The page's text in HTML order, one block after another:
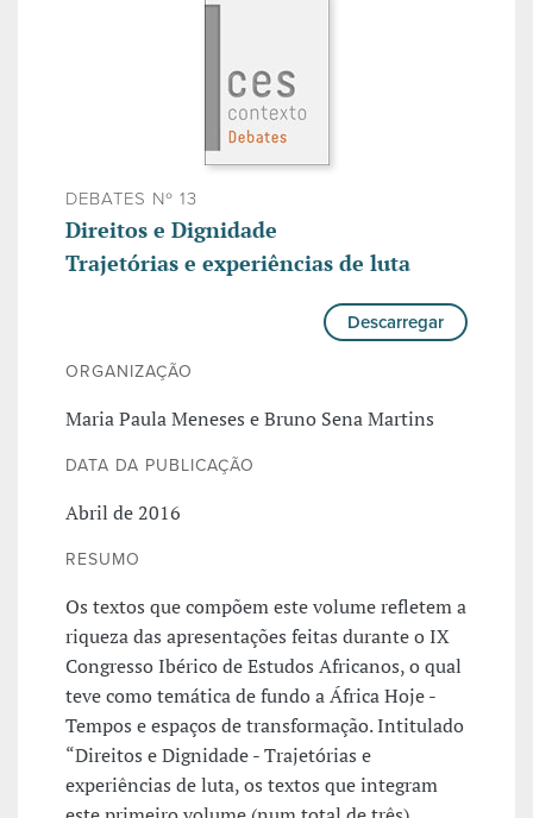
DEBATES Nº 13
Direitos e Dignidade
Trajetórias e experiências de luta
Descarregar
ORGANIZAÇÃO
Maria Paula Meneses e Bruno Sena Martins
DATA DA PUBLICAÇÃO
Abril de 2016
RESUMO
Os textos que compõem este volume refletem a
riqueza das apresentações feitas durante o IX
Congresso Ibérico de Estudos Africanos, o qual
teve como temática de fundo a África Hoje -
Tempos e espaços de transformação. Intitulado
“Direitos e Dignidade - Trajetórias e
experiências de luta, os textos que integram